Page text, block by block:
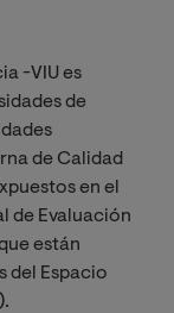
-VIU es
de
de Calidad
en el
de Evaluación
están
del Espacio